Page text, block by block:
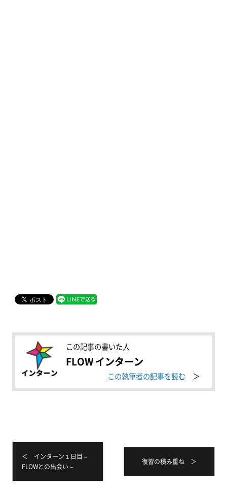
この記事の書いた人
FLOW インターン
この執筆者の記事を読む
＜ インターン１日目～
FLOWとの出会い～
復習の積み重ね ＞